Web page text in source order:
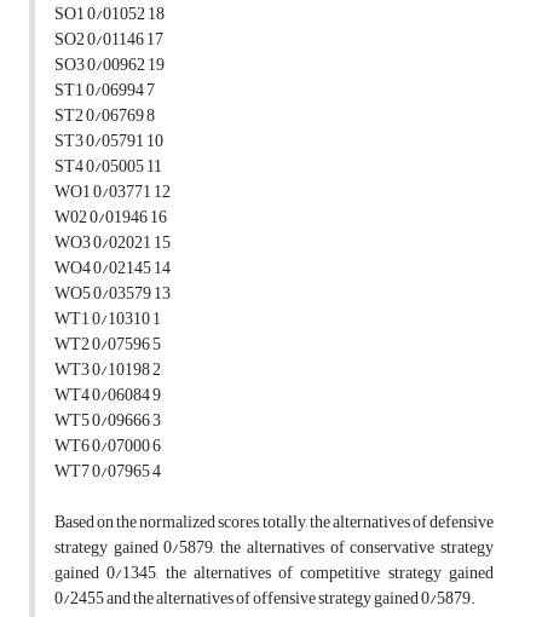
SO1 0/01052 18
SO2 0/01146 17
SO3 0/00962 19
ST1 0/06994 7
ST2 0/06769 8
ST3 0/05791 10
ST4 0/05005 11
WO1 0/03771 12
W02 0/01946 16
WO3 0/02021 15
WO4 0/02145 14
WO5 0/03579 13
WT1 0/10310 1
WT2 0/07596 5
WT3 0/10198 2
WT4 0/06084 9
WT5 0/09666 3
WT6 0/07000 6
WT7 0/07965 4
Based on the normalized scores, totally, the alternatives of defensive
strategy gained 0/5879, the alternatives of conservative strategy
gained 0/1345, the alternatives of competitive strategy gained
0/2455 and the alternatives of offensive strategy gained 0/5879.